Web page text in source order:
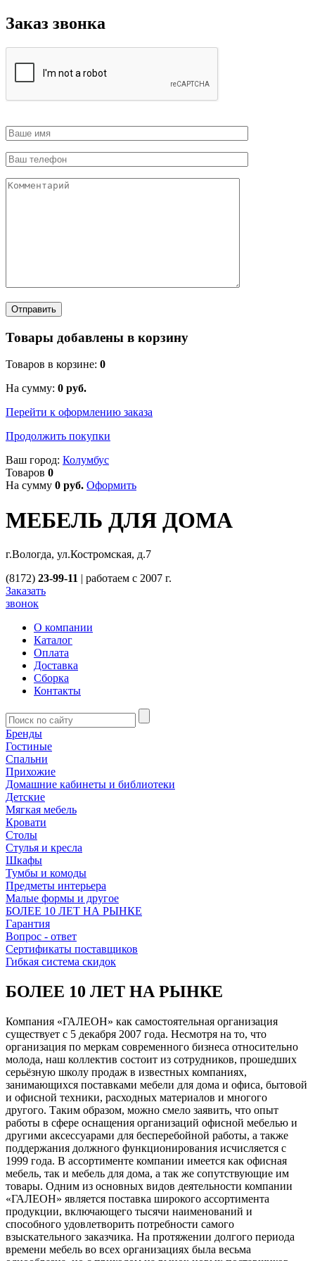
Заказ звонка
Товары добавлены в корзину
Товаров в корзине: 0
На сумму: 0 руб.
Перейти к оформлению заказа
Продолжить покупки
Ваш город: Колумбус
Товаров 0
На сумму 0 руб. Оформить
МЕБЕЛЬ ДЛЯ ДОМА
г.Вологда, ул.Костромская, д.7
(8172) 23-99-11 | работаем с 2007 г.
Заказать
звонок
О компании
Каталог
Оплата
Доставка
Сборка
Контакты
Бренды
Гостиные
Спальни
Прихожие
Домашние кабинеты и библиотеки
Детские
Мягкая мебель
Кровати
Столы
Стулья и кресла
Шкафы
Тумбы и комоды
Предметы интерьера
Малые формы и другое
БОЛЕЕ 10 ЛЕТ НА РЫНКЕ
Гарантия
Вопрос - ответ
Сертификаты поставщиков
Гибкая система скидок
БОЛЕЕ 10 ЛЕТ НА РЫНКЕ
Компания «ГАЛЕОН» как самостоятельная организация
существует с 5 декабря 2007 года. Несмотря на то, что
организация по меркам современного бизнеса относительно
молода, наш коллектив состоит из сотрудников, прошедших
серьёзную школу продаж в известных компаниях,
занимающихся поставками мебели для дома и офиса, бытовой
и офисной техники, расходных материалов и многого
другого. Таким образом, можно смело заявить, что опыт
работы в сфере оснащения организаций офисной мебелью и
другими аксессуарами для бесперебойной работы, а также
поддержания должного функционирования исчисляется с
1999 года. В ассортименте компании имеется как офисная
мебель, так и мебель для дома, а так же сопутствующие им
товары. Одним из основных видов деятельности компании
«ГАЛЕОН» является поставка широкого ассортимента
продукции, включающего тысячи наименований и
способного удовлетворить потребности самого
взыскательного заказчика. На протяжении долгого периода
времени мебель во всех организациях была весьма